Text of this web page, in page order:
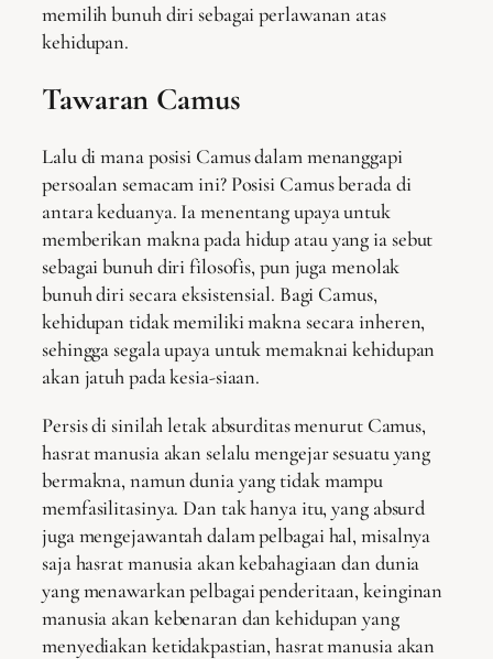
memilih bunuh diri sebagai perlawanan atas
kehidupan.
Tawaran Camus
Lalu di mana posisi Camus dalam menanggapi
persoalan semacam ini? Posisi Camus berada di
antara keduanya. Ia menentang upaya untuk
memberikan makna pada hidup atau yang ia sebut
sebagai bunuh diri filosofis, pun juga menolak
bunuh diri secara eksistensial. Bagi Camus,
kehidupan tidak memiliki makna secara inheren,
sehingga segala upaya untuk memaknai kehidupan
akan jatuh pada kesia-siaan.
Persis di sinilah letak absurditas menurut Camus,
hasrat manusia akan selalu mengejar sesuatu yang
bermakna, namun dunia yang tidak mampu
memfasilitasinya. Dan tak hanya itu, yang absurd
juga mengejawantah dalam pelbagai hal, misalnya
saja hasrat manusia akan kebahagiaan dan dunia
yang menawarkan pelbagai penderitaan, keinginan
manusia akan kebenaran dan kehidupan yang
menyediakan ketidakpastian, hasrat manusia akan